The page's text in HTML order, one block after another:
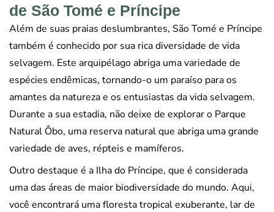
de São Tomé e Príncipe
Além de suas praias deslumbrantes, São Tomé e Príncipe
também é conhecido por sua rica diversidade de vida
selvagem. Este arquipélago abriga uma variedade de
espécies endêmicas, tornando-o um paraíso para os
amantes da natureza e os entusiastas da vida selvagem.
Durante a sua estadia, não deixe de explorar o Parque
Natural Ôbo, uma reserva natural que abriga uma grande
variedade de aves, répteis e mamíferos.
Outro destaque é a Ilha do Príncipe, que é considerada
uma das áreas de maior biodiversidade do mundo. Aqui,
você encontrará uma floresta tropical exuberante, lar de